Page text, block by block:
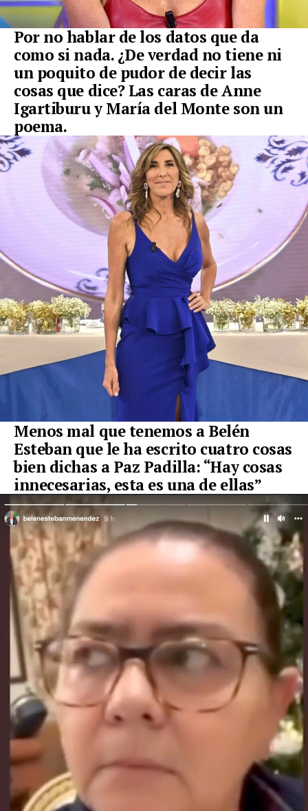
Por no hablar de los datos que da
como si nada. ¿De verdad no tiene ni
un poquito de pudor de decir las
cosas que dice? Las caras de Anne
Igartiburu y María del Monte son un
poema.
Menos mal que tenemos a Belén
Esteban que le ha escrito cuatro cosas
bien dichas a Paz Padilla: “Hay cosas
innecesarias, esta es una de ellas”